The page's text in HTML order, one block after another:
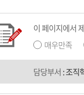
이 페이지에서
매우만족
담당부서 : 조직